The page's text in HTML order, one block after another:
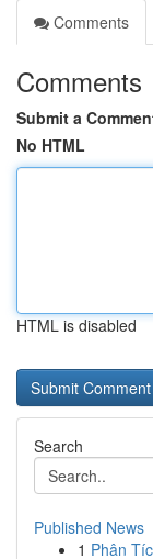
Comments
Comments
Submit a
No HTML
HTML is disabled
Search
Published News
1 Phân